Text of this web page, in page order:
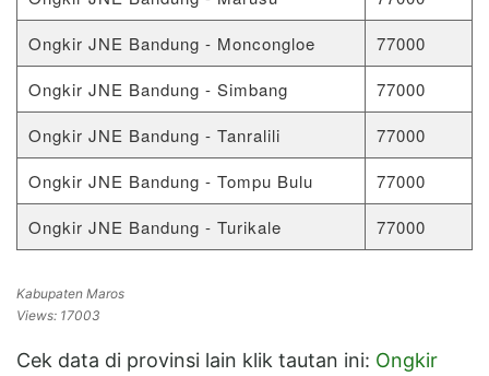
Ongkir JNE Bandung - Moncongloe
77000
Ongkir JNE Bandung - Simbang
77000
Ongkir JNE Bandung - Tanralili
77000
Ongkir JNE Bandung - Tompu Bulu
77000
Ongkir JNE Bandung - Turikale
77000
Kabupaten Maros
Views: 17003
Cek data di provinsi lain klik tautan ini: Ongkir